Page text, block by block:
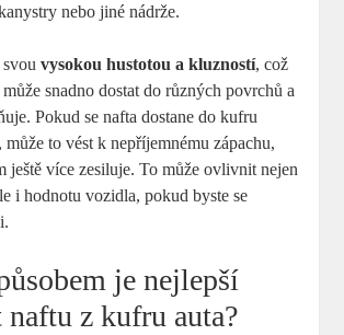
nebo jiné nádrže.
svouvysokou hustotou a kluzností, což
může snadno dostat do různých povrchů a
Pokud se nafta dostane do kufru
může to vést k nepříjemnému zápachu,
ještě více zesiluje. To může ovlivnit nejen
i hodnotu vozidla, pokud byste se
je nejlepší
naftu z kufru auta?